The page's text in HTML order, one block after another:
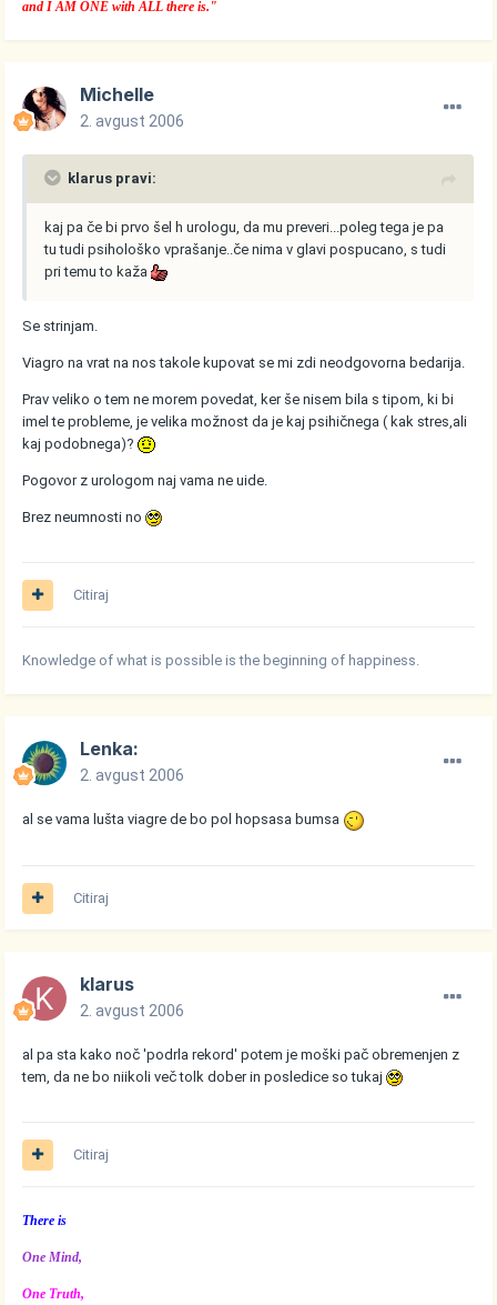
and I AM ONE with ALL there is."
Michelle
2. avgust 2006
klarus pravi:
kaj pa če bi prvo šel h urologu, da mu preveri...poleg tega je pa
tu tudi psihološko vprašanje..če nima v glavi pospucano, s tudi
pri temu to kaža
Se strinjam.
Viagro na vrat na nos takole kupovat se mi zdi neodgovorna bedarija.
Prav veliko o tem ne morem povedat, ker še nisem bila s tipom, ki bi
imel te probleme, je velika možnost da je kaj psihičnega ( kak stres,ali
kaj podobnega)?
Pogovor z urologom naj vama ne uide.
Brez neumnosti no
Citiraj
Knowledge of what is possible is the beginning of happiness.
Lenka:
2. avgust 2006
al se vama lušta viagre de bo pol hopsasa bumsa
Citiraj
klarus
2. avgust 2006
al pa sta kako noč 'podrla rekord' potem je moški pač obremenjen z
tem, da ne bo niikoli več tolk dober in posledice so tukaj
Citiraj
There is
One Mind,
One Truth,